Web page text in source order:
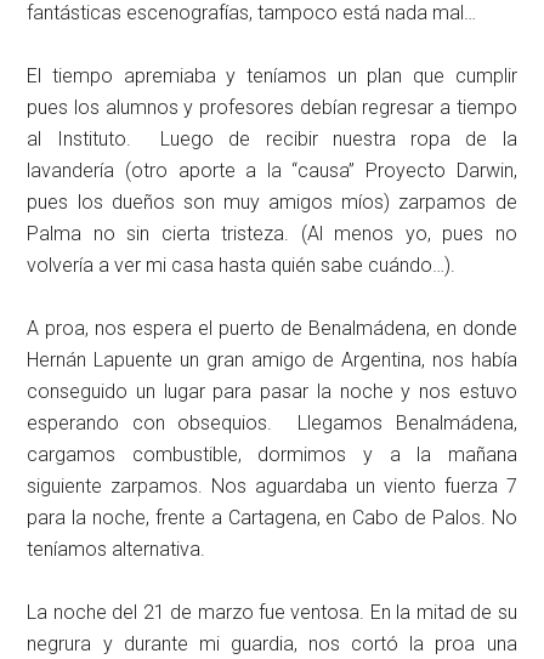
fantásticas escenografías, tampoco está nada mal…
El tiempo apremiaba y teníamos un plan que cumplir
pues los alumnos y profesores debían regresar a tiempo
al Instituto. Luego de recibir nuestra ropa de la
lavandería (otro aporte a la “causa” Proyecto Darwin,
pues los dueños son muy amigos míos) zarpamos de
Palma no sin cierta tristeza. (Al menos yo, pues no
volvería a ver mi casa hasta quién sabe cuándo…).
A proa, nos espera el puerto de Benalmádena, en donde
Hernán Lapuente un gran amigo de Argentina, nos había
conseguido un lugar para pasar la noche y nos estuvo
esperando con obsequios. Llegamos Benalmádena,
cargamos combustible, dormimos y a la mañana
siguiente zarpamos. Nos aguardaba un viento fuerza 7
para la noche, frente a Cartagena, en Cabo de Palos. No
teníamos alternativa.
La noche del 21 de marzo fue ventosa. En la mitad de su
negrura y durante mi guardia, nos cortó la proa una